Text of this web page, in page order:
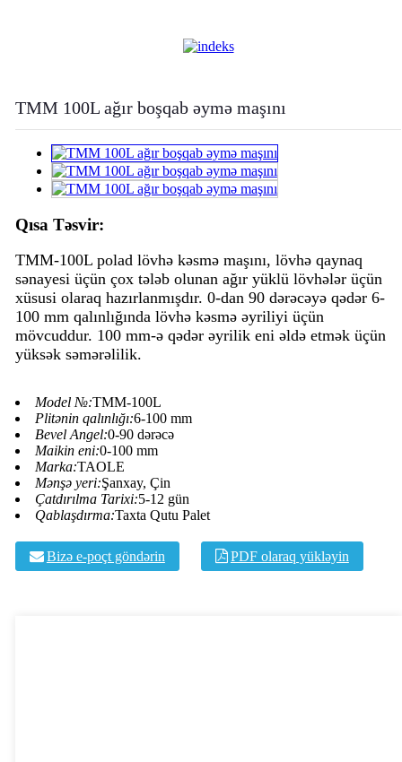
TMM 100L ağır boşqab əymə maşını
Qısa Təsvir:
TMM-100L polad lövhə kəsmə maşını, lövhə qaynaq
sənayesi üçün çox tələb olunan ağır yüklü lövhələr üçün
xüsusi olaraq hazırlanmışdır. 0-dan 90 dərəcəyə qədər 6-
100 mm qalınlığında lövhə kəsmə əyriliyi üçün
mövcuddur. 100 mm-ə qədər əyrilik eni əldə etmək üçün
yüksək səmərəlilik.
Model №:TMM-100L
Plitənin qalınlığı:6-100 mm
Bevel Angel:0-90 dərəcə
Maikin eni:0-100 mm
Marka:TAOLE
Mənşə yeri:Şanxay, Çin
Çatdırılma Tarixi:5-12 gün
Qablaşdırma:Taxta Qutu Palet
Bizə e-poçt göndərin PDF olaraq yükləyin